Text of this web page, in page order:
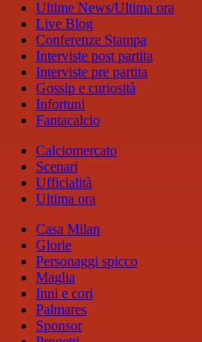
Ultime News/Ultima ora
Live Blog
Conferenze Stampa
Interviste post partita
Interviste pre partita
Gossip e curiosità
Infortuni
Fantacalcio
Calciomercato
Scenari
Ufficialità
Ultima ora
Casa Milan
Glorie
Personaggi spicco
Maglia
Inni e cori
Palmares
Sponsor